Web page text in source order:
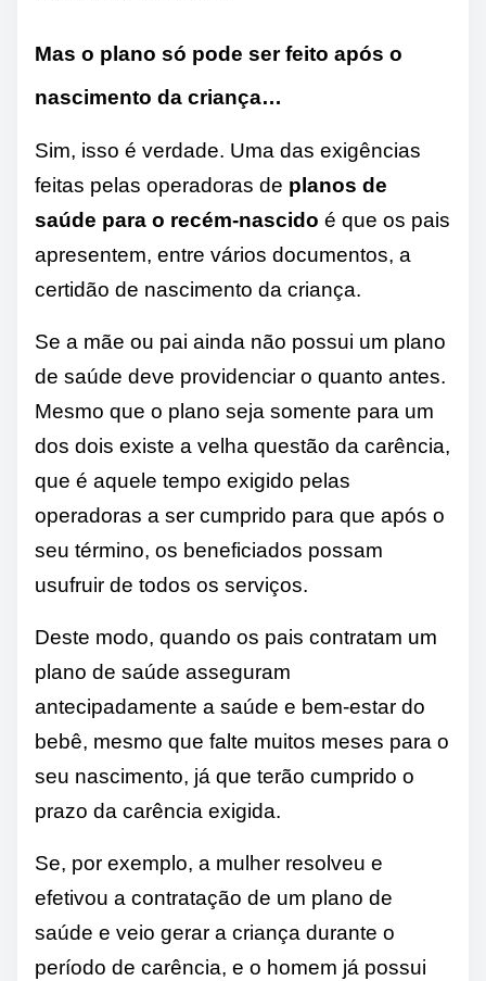
Mas o plano só pode ser feito após o
nascimento da criança…
Sim, isso é verdade. Uma das exigências
feitas pelas operadoras de planos de
saúde para o recém-nascido é que os pais
apresentem, entre vários documentos, a
certidão de nascimento da criança.
Se a mãe ou pai ainda não possui um plano
de saúde deve providenciar o quanto antes.
Mesmo que o plano seja somente para um
dos dois existe a velha questão da carência,
que é aquele tempo exigido pelas
operadoras a ser cumprido para que após o
seu término, os beneficiados possam
usufruir de todos os serviços.
Deste modo, quando os pais contratam um
plano de saúde asseguram
antecipadamente a saúde e bem-estar do
bebê, mesmo que falte muitos meses para o
seu nascimento, já que terão cumprido o
prazo da carência exigida.
Se, por exemplo, a mulher resolveu e
efetivou a contratação de um plano de
saúde e veio gerar a criança durante o
período de carência, e o homem já possui